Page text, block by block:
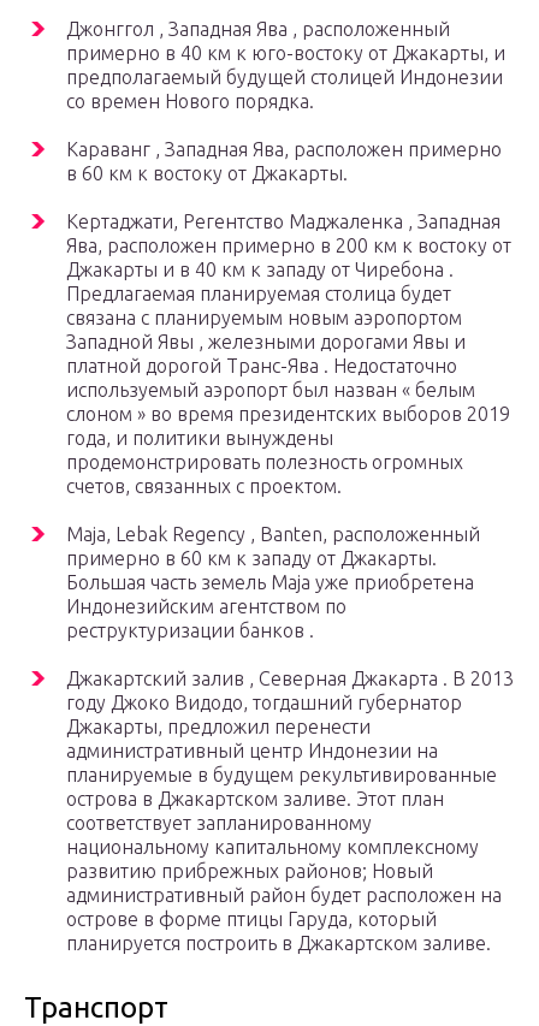
Джонггол , Западная Ява , расположенный
примерно в 40 км к юго-востоку от Джакарты, и
предполагаемый будущей столицей Индонезии
со времен Нового порядка.
Караванг , Западная Ява, расположен примерно
в 60 км к востоку от Джакарты.
Кертаджати, Регентство Маджаленка , Западная
Ява, расположен примерно в 200 км к востоку от
Джакарты и в 40 км к западу от Чиребона .
Предлагаемая планируемая столица будет
связана с планируемым новым аэропортом
Западной Явы , железными дорогами Явы и
платной дорогой Транс-Ява . Недостаточно
используемый аэропорт был назван « белым
слоном » во время президентских выборов 2019
года, и политики вынуждены
продемонстрировать полезность огромных
счетов, связанных с проектом.
Maja, Lebak Regency , Banten, расположенный
примерно в 60 км к западу от Джакарты.
Большая часть земель Maja уже приобретена
Индонезийским агентством по
реструктуризации банков .
Джакартский залив , Северная Джакарта . В 2013
году Джоко Видодо, тогдашний губернатор
Джакарты, предложил перенести
административный центр Индонезии на
планируемые в будущем рекультивированные
острова в Джакартском заливе. Этот план
соответствует запланированному
национальному капитальному комплексному
развитию прибрежных районов; Новый
административный район будет расположен на
острове в форме птицы Гаруда, который
планируется построить в Джакартском заливе.
Транспорт